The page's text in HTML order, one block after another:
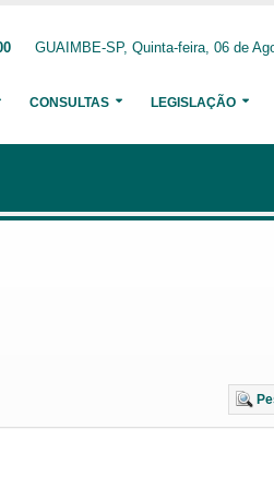
GUAIMBE-SP, Quinta-feira, 06 de
CONSULTAS LEGISLAÇÃO